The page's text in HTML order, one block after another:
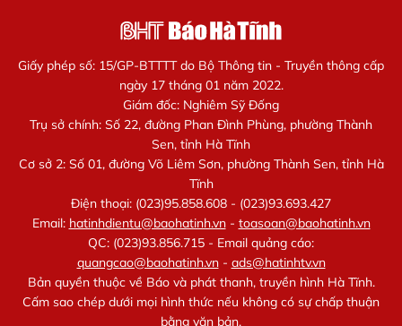
Giấy phép số: 15/GP-BTTTT do Bộ Thông tin - Truyền thông cấp
ngày 17 tháng 01 năm 2022.
Giám đốc: Nghiêm Sỹ Đống
Trụ sở chính: Số 22, đường Phan Đình Phùng, phường Thành
Sen, tỉnh Hà Tĩnh
Cơ sở 2: Số 01, đường Võ Liêm Sơn, phường Thành Sen, tỉnh Hà
Tĩnh
Điện thoại: (023)95.858.608 - (023)93.693.427
Email: hatinhdientu@baohatinh.vn- toasoan@baohatinh.vn
QC: (023)93.856.715 - Email quảng cáo:
quangcao@baohatinh.vn- ads@hatinhtv.vn
Bản quyền thuộc về Báo và phát thanh, truyền hình Hà Tĩnh.
Cấm sao chép dưới mọi hình thức nếu không có sự chấp thuận
bằng văn bản.